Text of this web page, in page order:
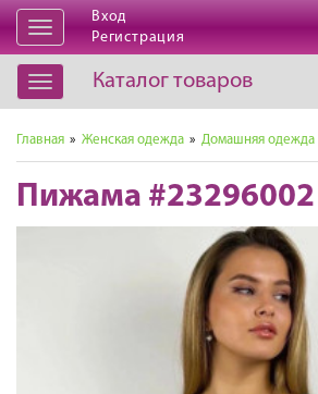
Открыть
навигацию
Вход
Регистрация
Открыть
навигацию
Каталог товаров
Главная » Женская одежда » Домашняя одежда
Пижама #23296002